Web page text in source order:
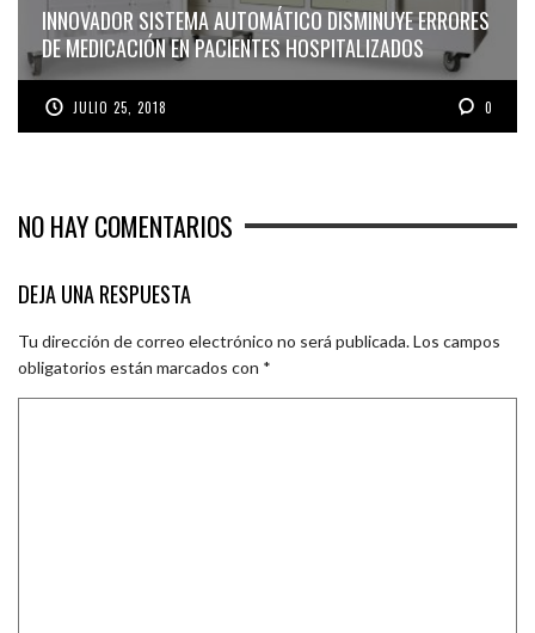
INNOVADOR SISTEMA AUTOMÁTICO DISMINUYE ERRORES
DE MEDICACIÓN EN PACIENTES HOSPITALIZADOS
JULIO 25, 2018 0
NO HAY COMENTARIOS
DEJA UNA RESPUESTA
Tu dirección de correo electrónico no será publicada.Los campos
obligatorios están marcados con *